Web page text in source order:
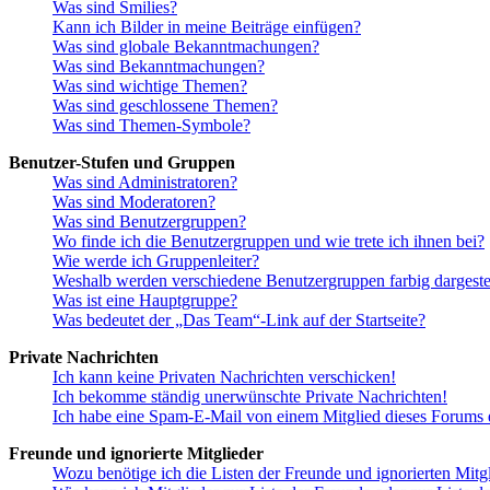
Was sind Smilies?
Kann ich Bilder in meine Beiträge einfügen?
Was sind globale Bekanntmachungen?
Was sind Bekanntmachungen?
Was sind wichtige Themen?
Was sind geschlossene Themen?
Was sind Themen-Symbole?
Benutzer-Stufen und Gruppen
Was sind Administratoren?
Was sind Moderatoren?
Was sind Benutzergruppen?
Wo finde ich die Benutzergruppen und wie trete ich ihnen bei?
Wie werde ich Gruppenleiter?
Weshalb werden verschiedene Benutzergruppen farbig
Was ist eine Hauptgruppe?
Was bedeutet der „Das Team“-Link auf der Startseite?
Private Nachrichten
Ich kann keine Privaten Nachrichten verschicken!
Ich bekomme ständig unerwünschte Private Nachrichten!
Ich habe eine Spam-E-Mail von einem Mitglied dieses Forums
Freunde und ignorierte Mitglieder
Wozu benötige ich die Listen der Freunde und ignorierten